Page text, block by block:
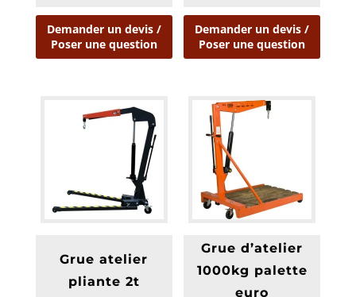
Demander un devis /
Poser une question
Demander un devis /
Poser une question
Grue atelier
pliante 2t
Grue d’atelier
1000kg palette
euro